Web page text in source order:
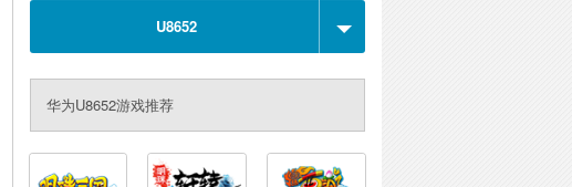
U8652
华为U8652游戏推荐